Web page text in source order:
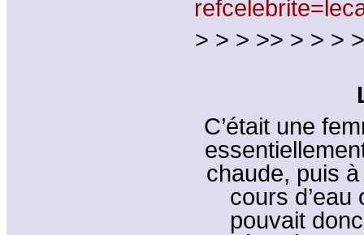
> > > >> > > >
C’était une
chaude, puis
cours
pouvait